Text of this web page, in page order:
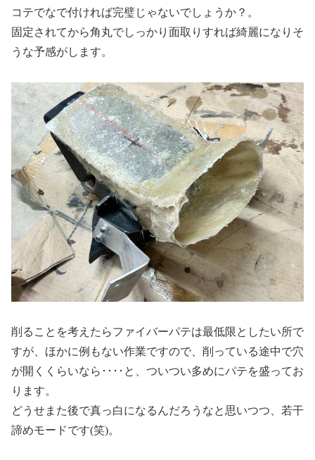
コテでなで付ければ完璧じゃないでしょうか？。
固定されてから角丸でしっかり面取りすれば綺麗になりそ
うな予感がします。
削ることを考えたらファイバーパテは最低限としたい所で
すが、ほかに例もない作業ですので、削っている途中で穴
が開くくらいなら････と、ついつい多めにパテを盛ってお
ります。
どうせまた後で真っ白になるんだろうなと思いつつ、若干
諦めモードです(笑)。